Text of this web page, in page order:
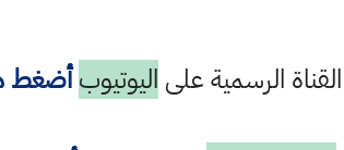
القناة الرسمية على اليوتيوب أضغط